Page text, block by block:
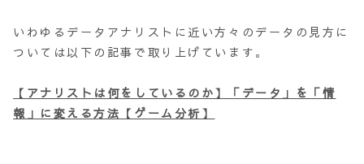
いわゆるデータアナリストに近い方々のデータの見方に
ついては以下の記事で取り上げています。
【アナリストは何をしているのか】「データ」を「情
報」に変える方法【ゲーム分析】